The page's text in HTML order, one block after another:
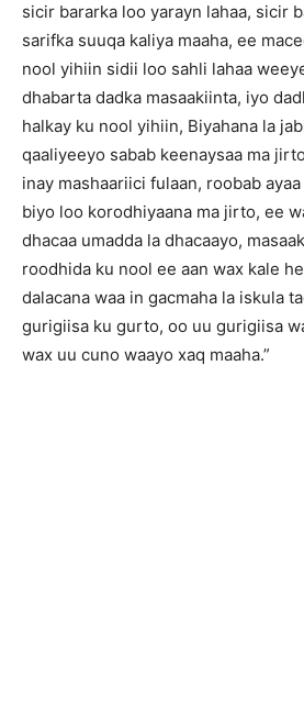
sicir bararka loo yarayn lahaa, sicir
sarifka suuqa kaliya maaha, ee
nool yihiin sidii loo sahli lahaa
dhabarta dadka masaakiinta, iyo
halkay ku nool yihiin, Biyahana la
qaaliyeeyo sabab keenaysaa ma
inay mashaariici fulaan, roobab ayaa
biyo loo korodhiyaana ma jirto, ee
dhacaa umadda la dhacaayo,
roodhida ku nool ee aan wax kale
dalacana waa in gacmaha la iskula
gurigiisa ku gurto, oo uu gurigiisa
wax uu cuno waayo xaq maaha.”